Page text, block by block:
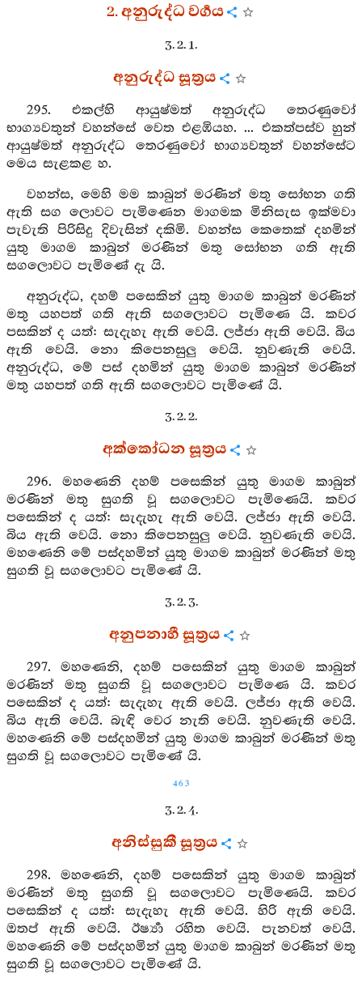
2. අනුරුද්ධ වර්‍ගය
3. 2. 1.
අනුරුද්ධ සූත්‍රය
295. එකල්හි ආයුෂ්මත් අනුරුද්ධ තෙරණුවෝ
භාග්‍යවතුන් වහන්සේ වෙත එළඹියහ. ... එකත්පස්ව හුන්
ආයුෂ්මත් අනුරුද්ධ තෙරණුවෝ භාග්‍යවතුන් වහන්සේට
මෙය සැළකළ හ.
වහන්ස, මෙහි මම කාබුන් මරණින් මතු සෝභන ගති
ඇති සග ලොවට පැමිණෙන මාගමක මිනිසැස ඉක්මවා
පැවැති පිරිසිදු දිවැසින් දකිමි. වහන්ස කෙතෙක් දහමින්
යුතු මාගම කාබුන් මරණින් මතු සෝභන ගති ඇති
සගලොවට පැමිණේ දැ යි.
අනුරුද්ධ, දහම් පසෙකින් යුතු මාගම කාබුන් මරණින්
මතු යහපත් ගති ඇති සගලොවට පැමිණෙ යි. කවර
පසකින් ද යත්: සැදැහැ ඇති වෙයි. ලජ්ජා ඇති වෙයි. බිය
ඇති වෙයි. නො කිපෙනසුලු වෙයි. නුවණැති වෙයි.
අනුරුද්ධ, මේ පස් දහමින් යුතු මාගම කාබුන් මරණින්
මතු යහපත් ගති ඇති සගලොවට පැමිණේ යි.
3. 2. 2.
අක්කෝධන සූත්‍රය
296. මහණෙනි දහම් පසෙකින් යුතු මාගම කාබුන්
මරණින් මතු සුගති වූ සගලොවට පැමිණෙයි. කවර
පසෙකින් ද යත්: සැදැහැ ඇති වෙයි. ලජ්ජා ඇති වෙයි.
බිය ඇති වෙයි. නො කිපෙනසුලු වෙයි. නුවණැති වෙයි.
මහණෙනි මේ පස්දහමින් යුතු මාගම කාබුන් මරණින් මතු
සුගති වූ සගලොවට පැමිණේ යි.
3. 2. 3.
අනුපනාහී සූත්‍රය
297. මහණෙනි, දහම් පසෙකින් යුතු මාගම කාබුන්
මරණින් මතු සුගති වූ සගලොවට පැමිණෙ යි. කවර
පසෙකින් ද යත්: සැදැහැ ඇති වෙයි. ලජ්ජා ඇති වෙයි.
බිය ඇති වෙයි. බැඳි වෙර නැති වෙයි. නුවණැති වෙයි.
මහණෙනි මේ පස්දහමින් යුතු මාගම කාබුන් මරණින් මතු
සුගති වූ සගලොවට පැමිණේ යි.
463
3. 2. 4.
අනිස්සුකී සූත්‍රය
298. මහණෙනි, දහම් පසෙකින් යුතු මාගම කාබුන්
මරණින් මතු සුගති වූ සගලොවට පැමිණෙයි. කවර
පසෙකින් ද යත්: සැදැහැ ඇති වෙයි. හිරි ඇති වෙයි.
ඔතප් ඇති වෙයි. ඊර්‍ෂ්‍යා රහිත වෙයි. පැනවත් වෙයි.
මහණෙනි මේ පස්දහමින් යුතු මාගම කාබුන් මරණින් මතු
සුගති වූ සගලොවට පැමිණේ යි.